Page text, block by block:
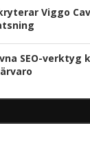
Viggo
SEO-verktyg